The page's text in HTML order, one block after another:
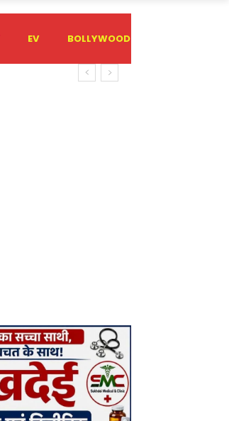
EV BOLLYWOOD